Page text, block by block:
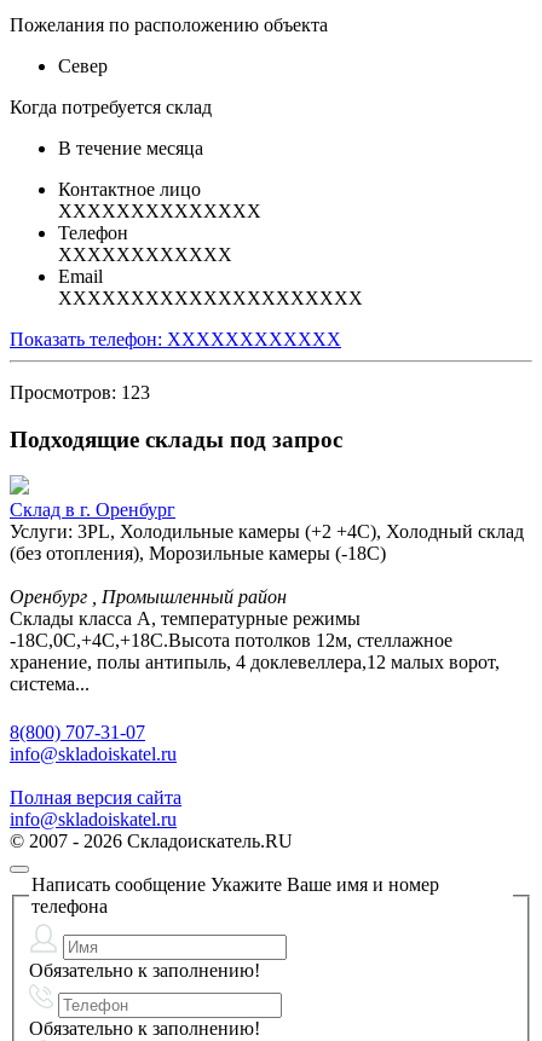
Пожелания по расположению объекта
Север
Когда потребуется склад
В течение месяца
Контактное лицо
XXXXXXXXXXXXXX
Телефон
XXXXXXXXXXXX
Email
XXXXXXXXXXXXXXXXXXXXX
Показать телефон: XXXXXXXXXXXX
Просмотров: 123
Подходящие склады под запрос
Склад в г. Оренбург
Услуги: 3PL, Холодильные камеры (+2 +4С), Холодный склад
(без отопления), Морозильные камеры (-18С)
Оренбург , Промышленный район
Склады класса А, температурные режимы
-18С,0С,+4С,+18С.Высота потолков 12м, стеллажное
хранение, полы антипыль, 4 доклевеллера,12 малых ворот,
система...
8(800) 707-31-07
info@skladoiskatel.ru
Полная версия сайта
info@skladoiskatel.ru
© 2007 - 2026 Складоискатель.RU
Написать сообщение Укажите Ваше имя и номер
телефона
Обязательно к заполнению!
Обязательно к заполнению!